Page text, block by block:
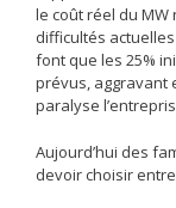
le coût réel du MW
difficultés
font que les 25%
prévus, aggravant
paralyse
Aujourd’hui des
devoir choisir